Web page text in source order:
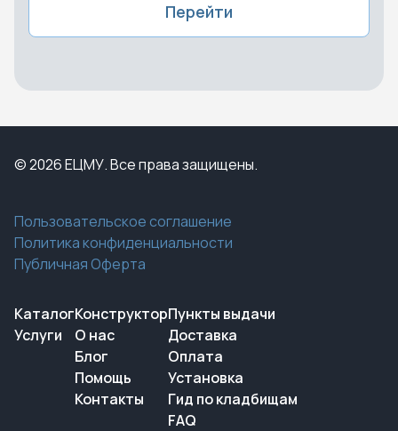
Перейти
© 2026 ЕЦМУ. Все права защищены.
Пользовательское соглашение
Политика конфиденциальности
Публичная Оферта
Каталог
Услуги
Конструктор
О нас
Блог
Помощь
Контакты
Пункты выдачи
Доставка
Оплата
Установка
Гид по кладбищам
FAQ